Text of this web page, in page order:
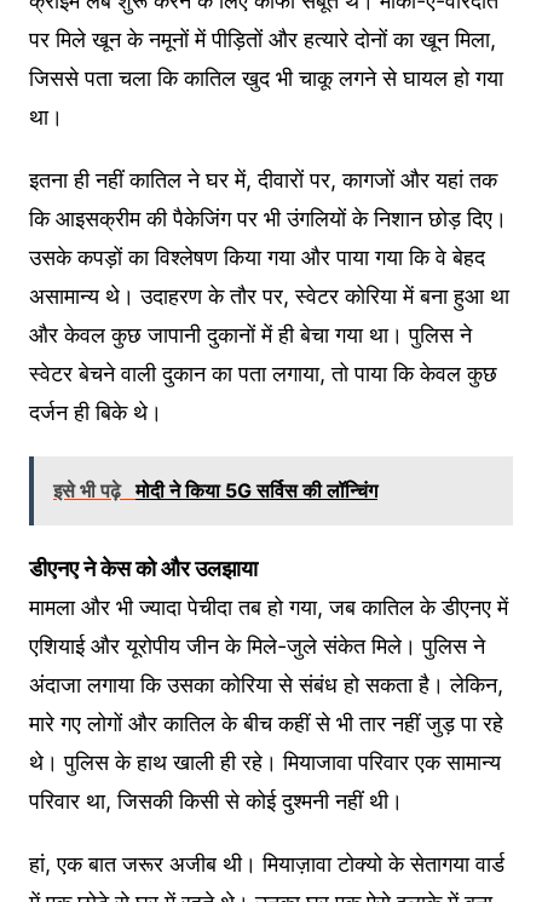
पर मिले खून के नमूनों में पीड़ितों और हत्यारे दोनों का खून मिला,
जिससे पता चला कि कातिल खुद भी चाकू लगने से घायल हो गया
था।
इतना ही नहीं कातिल ने घर में, दीवारों पर, कागजों और यहां तक
कि आइसक्रीम की पैकेजिंग पर भी उंगलियों के निशान छोड़ दिए।
उसके कपड़ों का विश्लेषण किया गया और पाया गया कि वे बेहद
असामान्य थे। उदाहरण के तौर पर, स्वेटर कोरिया में बना हुआ था
और केवल कुछ जापानी दुकानों में ही बेचा गया था। पुलिस ने
स्वेटर बेचने वाली दुकान का पता लगाया, तो पाया कि केवल कुछ
दर्जन ही बिके थे।
इसे भी पढ़े मोदी ने किया 5G सर्विस की लॉन्चिंग
डीएनए ने केस को और उलझाया
मामला और भी ज्यादा पेचीदा तब हो गया, जब कातिल के डीएनए में
एशियाई और यूरोपीय जीन के मिले-जुले संकेत मिले। पुलिस ने
अंदाजा लगाया कि उसका कोरिया से संबंध हो सकता है। लेकिन,
मारे गए लोगों और कातिल के बीच कहीं से भी तार नहीं जुड़ पा रहे
थे। पुलिस के हाथ खाली ही रहे। मियाजावा परिवार एक सामान्य
परिवार था, जिसकी किसी से कोई दुश्मनी नहीं थी।
हां, एक बात जरूर अजीब थी। मियाज़ावा टोक्यो के सेतागया वार्ड